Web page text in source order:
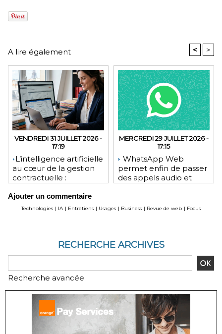
A lire également < >
VENDREDI 31 JUILLET 2026 -
17:19
​L’intelligence artificielle
au cœur de la gestion
contractuelle :
pour les juristes ?
MERCREDI 29 JUILLET 2026 -
17:15
WhatsApp Web
permet enfin de passer
des appels audio et
Ajouter un commentaire
Technologies | IA | Entretiens | Usages | Business | Revue de web | Focus
RECHERCHE ARCHIVES
Recherche avancée